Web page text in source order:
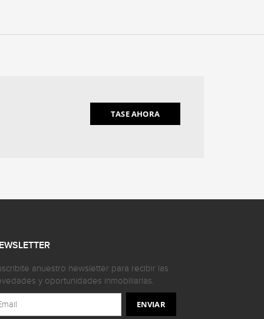
TASE AHORA
anuestro newsletter para recibir las
y oportunidades inmobiliarias.